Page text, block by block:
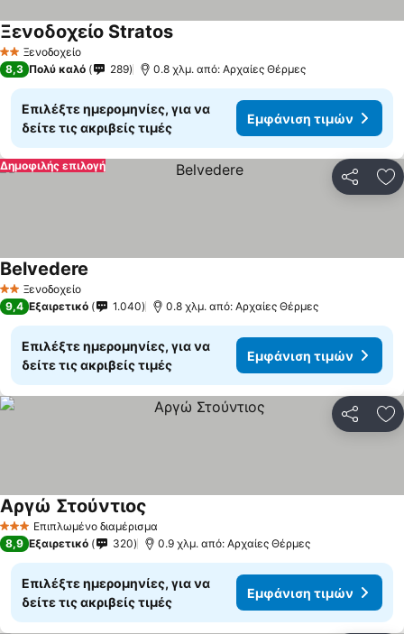
2 ΑστέριαΞενοδοχείο
Ξενοδοχείο Stratos
8,3 Πολύ καλό 289 0.8 χλμ. από: Αρχαίες Θέρμες
Επιλέξτε ημερομηνίες, για να
δείτε τις ακριβείς τιμές
Εμφάνιση τιμών
Δημοφιλής επιλογή
2 ΑστέριαΞενοδοχείο
Belvedere
9,4 Εξαιρετικό 1.040 0.8 χλμ. από: Αρχαίες Θέρμες
Επιλέξτε ημερομηνίες, για να
δείτε τις ακριβείς τιμές
Εμφάνιση τιμών
3 ΑστέριαΕπιπλωμένο διαμέρισμα
Αργώ Στούντιος
8,9 Εξαιρετικό 320 0.9 χλμ. από: Αρχαίες Θέρμες
Επιλέξτε ημερομηνίες, για να
δείτε τις ακριβείς τιμές
Εμφάνιση τιμών